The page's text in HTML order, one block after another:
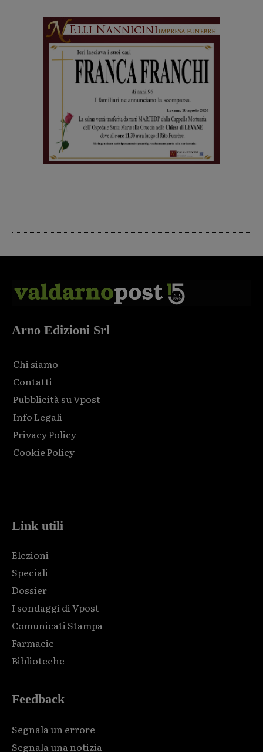
Arno Edizioni Srl
Chi siamo
Contatti
Pubblicità su Vpost
Info Legali
Privacy Policy
Cookie Policy
Link utili
Elezioni
Speciali
Dossier
I sondaggi di Vpost
Comunicati Stampa
Farmacie
Biblioteche
Feedback
Segnala un errore
Segnala una notizia